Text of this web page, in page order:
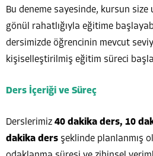
Bu deneme sayesinde, kursun
gönül rahatlığıyla eğitime
dersimizde öğrencinin mevcut
kişiselleştirilmiş eğitim süreci
Ders İçeriği ve Süreç
Derslerimiz 40 dakika ders, 10
dakika ders şeklinde planlanmış